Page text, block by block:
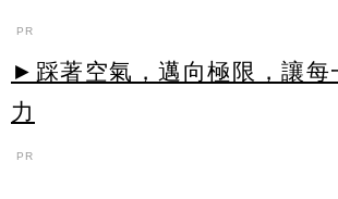
PR
►踩著空氣，邁向極限，讓每
力
PR